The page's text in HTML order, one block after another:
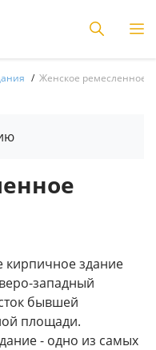
Женское ремесленное
кирпичное здание
западный
бывшей
площади.
- одно из самых